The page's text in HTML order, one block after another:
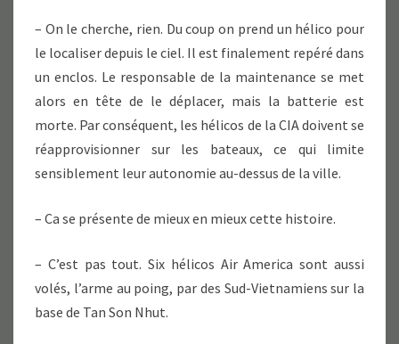
– On le cherche, rien. Du coup on prend un hélico pour
le localiser depuis le ciel. Il est finalement repéré dans
un enclos. Le responsable de la maintenance se met
alors en tête de le déplacer, mais la batterie est
morte. Par conséquent, les hélicos de la CIA doivent se
réapprovisionner sur les bateaux, ce qui limite
sensiblement leur autonomie au-dessus de la ville.
– Ca se présente de mieux en mieux cette histoire.
– C’est pas tout. Six hélicos Air America sont aussi
volés, l’arme au poing, par des Sud-Vietnamiens sur la
base de Tan Son Nhut.